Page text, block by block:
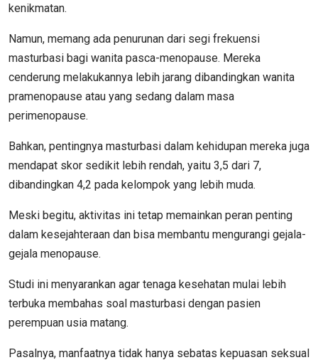
kenikmatan.
Namun, memang ada penurunan dari segi frekuensi
masturbasi bagi wanita pasca-menopause. Mereka
cenderung melakukannya lebih jarang dibandingkan wanita
pramenopause atau yang sedang dalam masa
perimenopause.
Bahkan, pentingnya masturbasi dalam kehidupan mereka juga
mendapat skor sedikit lebih rendah, yaitu 3,5 dari 7,
dibandingkan 4,2 pada kelompok yang lebih muda.
Meski begitu, aktivitas ini tetap memainkan peran penting
dalam kesejahteraan dan bisa membantu mengurangi gejala-
gejala menopause.
Studi ini menyarankan agar tenaga kesehatan mulai lebih
terbuka membahas soal masturbasi dengan pasien
perempuan usia matang.
Pasalnya, manfaatnya tidak hanya sebatas kepuasan seksual